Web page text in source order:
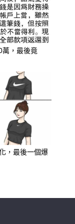
話沒
上。
要。
萬，最後竟
，最後一個爆